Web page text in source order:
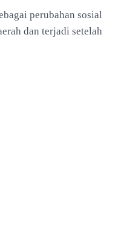
perubahan sosial
dan terjadi setelah